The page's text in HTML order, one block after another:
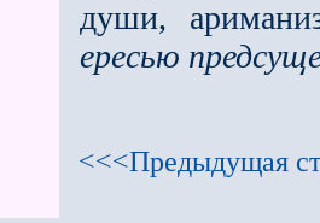
души,
ересью
<<<Предыдущая